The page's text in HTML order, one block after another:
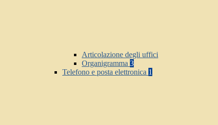
Articolazione degli uffici
Organigramma 3
Telefono e posta elettronica 1